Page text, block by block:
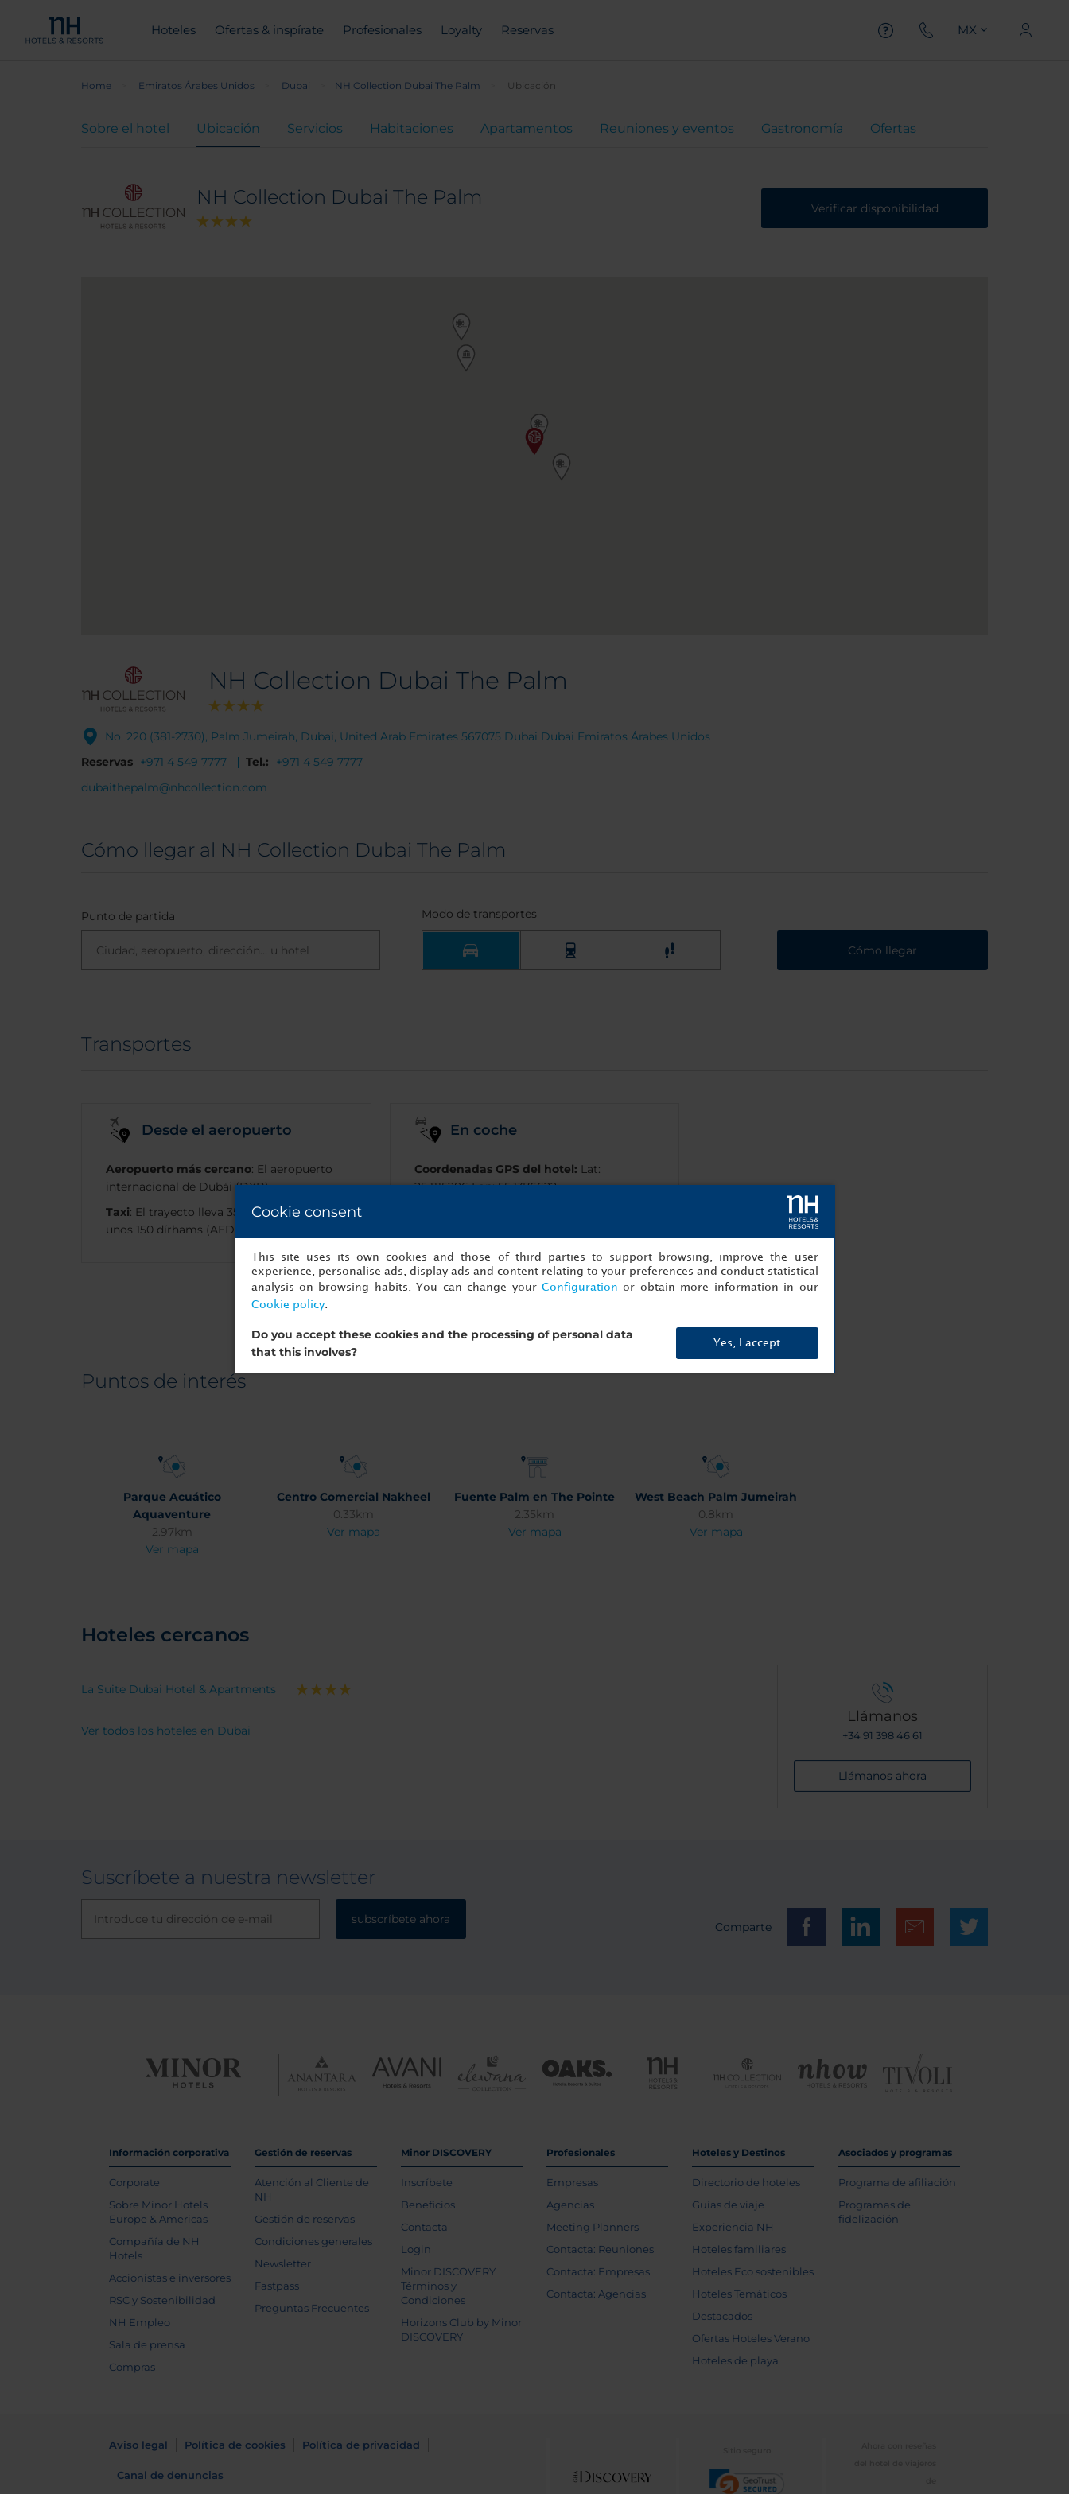
Hoteles Ofertas & inspírate Profesionales Loyalty Reservas MX
Home Emiratos Árabes Unidos Dubai NH Collection Dubai The Palm Ubicación
Sobre el hotel Ubicación Servicios Habitaciones Apartamentos Reuniones y eventos Gastronomía Ofertas
NH Collection Dubai The Palm Verificar disponibilidad
NH Collection Dubai The Palm
No. 220 (381-2730), Palm Jumeirah, Dubai, United Arab Emirates 567075 Dubai Dubai Emiratos Árabes Unidos
Reservas +971 4 549 7777 Tel.:
+971 4 549 7777
dubaithepalm@nhcollection.com
Cómo llegar al NH Collection Dubai The Palm
Punto de partida Modo de transportes
Cómo llegar
Transportes
Desde el aeropuerto
Aeropuerto más cercano: El aeropuerto
internacional de Dubái (DXB).
Taxi: El trayecto lleva 35 minutos y cuesta
unos 150 dírhams (AED).
En coche
Coordenadas GPS del hotel: Lat:
25.1115286 Lon: 55.1376622
Haz clic aquípara ver las indicaciones de
cómo llegar.
Puntos de interés
Parque Acuático
Aquaventure
2.97km
Ver mapa
Centro Comercial Nakheel
0.33km
Ver mapa
Fuente Palm en The Pointe
2.35km
Ver mapa
West Beach Palm Jumeirah
0.8km
Ver mapa
Hoteles cercanos
La Suite Dubai Hotel & Apartments
Ver todos los hoteles en Dubai
Llámanos
+34 91 398 46 61
Llámanos ahora
Suscríbete a nuestra newsletter
subscríbete ahora
Comparte
Información corporativa
Corporate
Sobre Minor Hotels
Europe & Americas
Compañía de NH
Hotels
Accionistas e inversores
RSC y Sostenibilidad
NH Empleo
Sala de prensa
Compras
Gestión de reservas
Atención al Cliente de
NH
Gestión de reservas
Condiciones generales
Newsletter
Fastpass
Preguntas Frecuentes
Minor DISCOVERY
Inscríbete
Beneficios
Contacta
Login
Minor DISCOVERY
Términos y
Condiciones
Horizons Club by Minor
DISCOVERY
Profesionales
Empresas
Agencias
Meeting Planners
Contacta: Reuniones
Contacta: Empresas
Contacta: Agencias
Hoteles y Destinos
Directorio de hoteles
Guías de viaje
Experiencia NH
Hoteles familiares
Hoteles Eco sostenibles
Hoteles Temáticos
Destacados
Ofertas Hoteles Verano
Hoteles de playa
Asociados y programas
Programa de afiliación
Programas de
fidelización
Aviso legal Política de cookies Política de privacidad
Canal de denuncias
Cookie consent
This site uses its own cookies and those of third parties to support browsing, improve the user
experience, personalise ads, display ads and content relating to your preferences and conduct statistical
analysis on browsing habits. You can change your Configuration or obtain more information in our
Cookie policy.
Do you accept these cookies and the processing of personal data
that this involves?
Yes, I accept